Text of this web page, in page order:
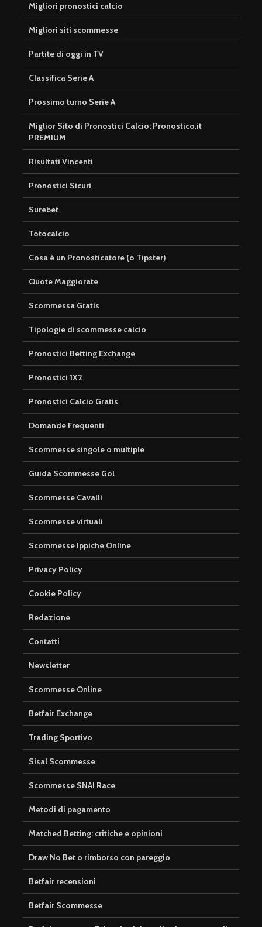
Migliori pronostici calcio
Migliori siti scommesse
Partite di oggi in TV
Classifica Serie A
Prossimo turno Serie A
Miglior Sito di Pronostici Calcio: Pronostico.it
PREMIUM
Risultati Vincenti
Pronostici Sicuri
Surebet
Totocalcio
Cosa è un Pronosticatore (o Tipster)
Quote Maggiorate
Scommessa Gratis
Tipologie di scommesse calcio
Pronostici Betting Exchange
Pronostici 1X2
Pronostici Calcio Gratis
Domande Frequenti
Scommesse singole o multiple
Guida Scommesse Gol
Scommesse Cavalli
Scommesse virtuali
Scommesse Ippiche Online
Privacy Policy
Cookie Policy
Redazione
Contatti
Newsletter
Scommesse Online
Betfair Exchange
Trading Sportivo
Sisal Scommesse
Scommesse SNAI Race
Metodi di pagamento
Matched Betting: critiche e opinioni
Draw No Bet o rimborso con pareggio
Betfair recensioni
Betfair Scommesse